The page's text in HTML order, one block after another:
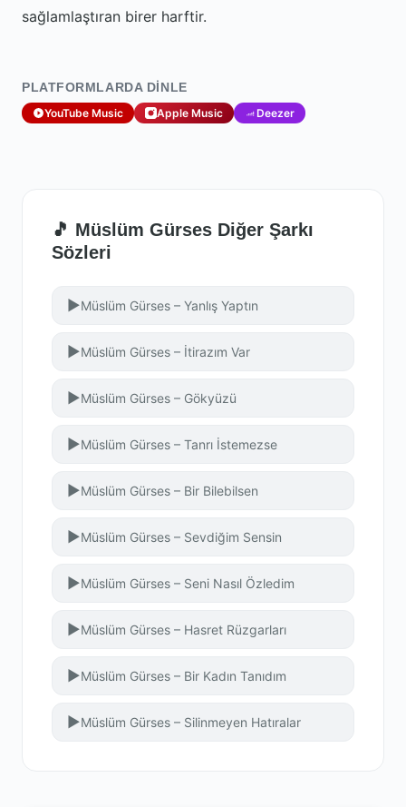
sağlamlaştıran birer harftir.
PLATFORMLARDA DINLE
YouTube Music Apple Music Deezer
🎵 Müslüm Gürses Diğer Şarkı
Sözleri
▶Müslüm Gürses – Yanlış Yaptın
▶Müslüm Gürses – İtirazım Var
▶Müslüm Gürses – Gökyüzü
▶Müslüm Gürses – Tanrı İstemezse
▶Müslüm Gürses – Bir Bilebilsen
▶Müslüm Gürses – Sevdiğim Sensin
▶Müslüm Gürses – Seni Nasıl Özledim
▶Müslüm Gürses – Hasret Rüzgarları
▶Müslüm Gürses – Bir Kadın Tanıdım
▶Müslüm Gürses – Silinmeyen Hatıralar